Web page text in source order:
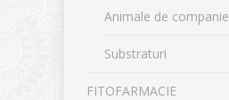
Animale de companie
Substraturi
FITOFARMACIE